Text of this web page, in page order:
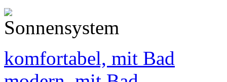
komfortabel, mit Bad